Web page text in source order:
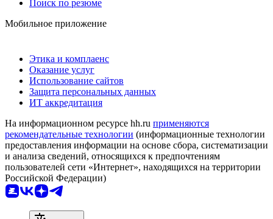
Поиск по резюме
Мобильное приложение
Этика и комплаенс
Оказание услуг
Использование сайтов
Защита персональных данных
ИТ аккредитация
На информационном ресурсе hh.ru применяются
рекомендательные технологии (информационные технологии
предоставления информации на основе сбора, систематизации
и анализа сведений, относящихся к предпочтениям
пользователей сети «Интернет», находящихся на территории
Российской Федерации)